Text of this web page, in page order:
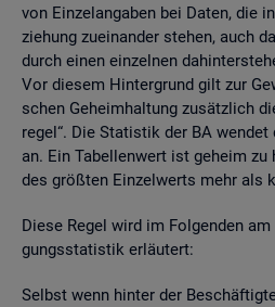
von Ein­zel­an­ga­ben bei Daten, die
zie­hung zu­ein­an­der ste­hen, auch
durch einen ein­zel­nen
Vor die­sem Hin­ter­grund gilt zur
schen Ge­heim­hal­tung zu­sätz­lich
re­gel“. Die Sta­tis­tik der BA
an. Ein Ta­bel­len­wert ist ge­heim zu
des grö­ß­ten Ein­zel­werts mehr als
Diese Regel wird im Fol­gen­den
gungs­sta­tis­tik er­läu­tert:
Selbst wenn hin­ter der